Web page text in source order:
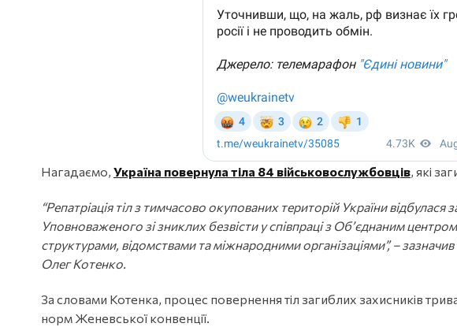
Нагадаємо, Україна повернула тіла 84 військовослужбовців, які
“Репатріація тіл з тимчасово окупованих територій України відбулася
Уповноваженого зі зниклих безвісти у співпраці з Об’єднаним
структурами, відомствами та міжнародними організаціями”, –
Олег Котенко.
За словами Котенка, процес повернення тіл загиблих захисників
норм Женевської конвенції.